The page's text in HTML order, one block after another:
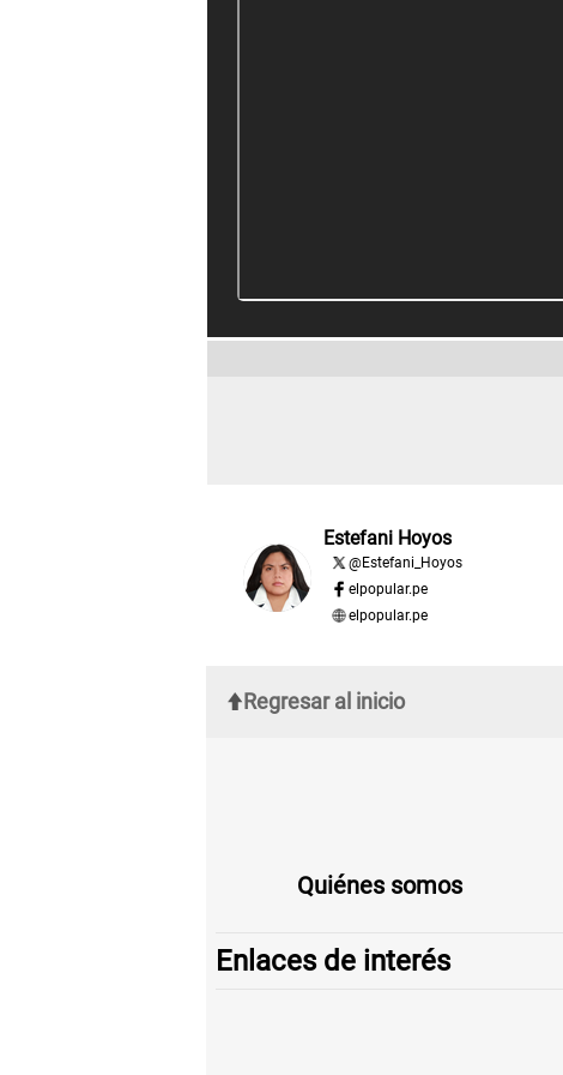
Estefani Hoyos
@Estefani_Hoyos
elpopular.pe
elpopular.pe
Regresar al inicio
Quiénes somos
Enlaces de interés